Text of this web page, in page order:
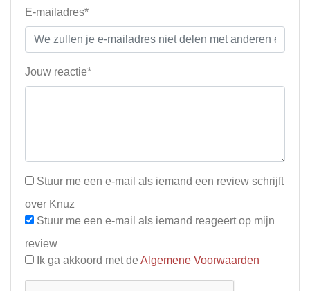
E-mailadres*
Jouw reactie*
Stuur me een e-mail als iemand een review schrijft
over Knuz
Stuur me een e-mail als iemand reageert op mijn
review
Ik ga akkoord met de Algemene Voorwaarden